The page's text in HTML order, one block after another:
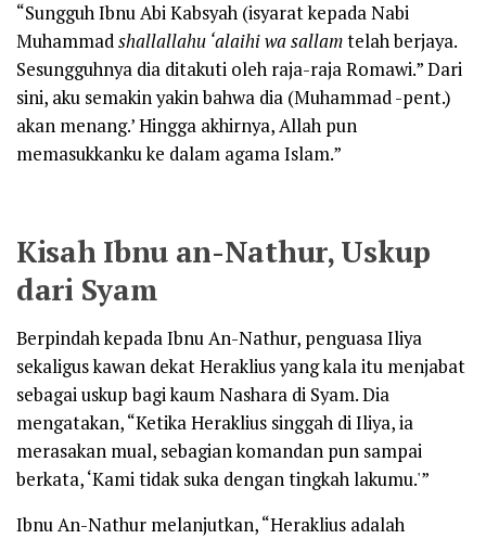
“Sungguh Ibnu Abi Kabsyah (isyarat kepada Nabi
Muhammadshallallahu ‘alaihi wa sallamtelah berjaya.
Sesungguhnya dia ditakuti oleh raja-raja Romawi.” Dari
sini, aku semakin yakin bahwa dia (Muhammad -pent.)
akan menang.’ Hingga akhirnya, Allah pun
memasukkanku ke dalam agama Islam.”
Kisah Ibnu an-Nathur, Uskup
dari Syam
Berpindah kepada Ibnu An-Nathur, penguasa Iliya
sekaligus kawan dekat Heraklius yang kala itu menjabat
sebagai uskup bagi kaum Nashara di Syam. Dia
mengatakan, “Ketika Heraklius singgah di Iliya, ia
merasakan mual, sebagian komandan pun sampai
berkata, ‘Kami tidak suka dengan tingkah lakumu.'”
Ibnu An-Nathur melanjutkan, “Heraklius adalah